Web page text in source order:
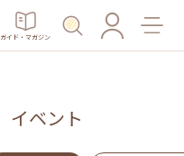
ガイド・マガジン
イベント